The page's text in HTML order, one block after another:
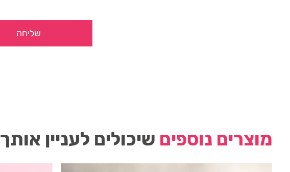
מוצרים נוספים שיכולים לעניין אותך